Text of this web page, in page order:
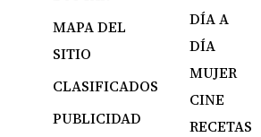
MAPA DEL
SITIO
CLASIFICADOS
PUBLICIDAD
DÍA A
DÍA
MUJER
CINE
RECETAS